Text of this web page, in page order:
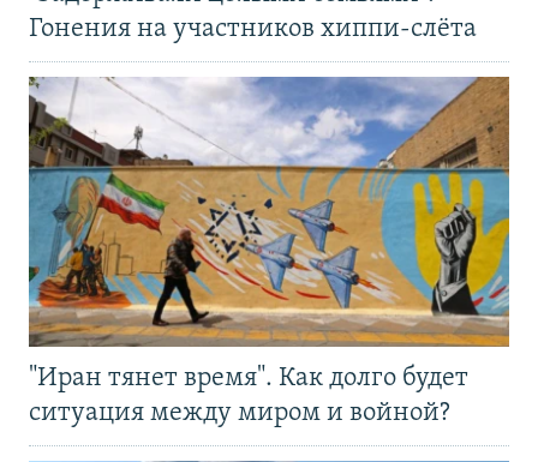
Гонения на участников хиппи-слёта
"Иран тянет время". Как долго будет
ситуация между миром и войной?